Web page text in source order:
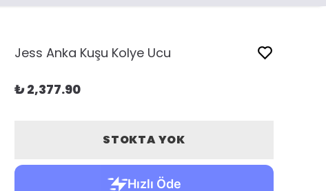
Jess Anka Kuşu Kolye Ucu
₺ 2,377.90
STOKTA YOK